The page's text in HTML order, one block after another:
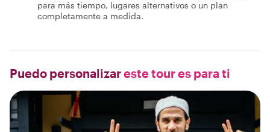
para más tiempo, lugares alternativos o un plan
completamente a medida.
Puedo personalizareste tour es para ti